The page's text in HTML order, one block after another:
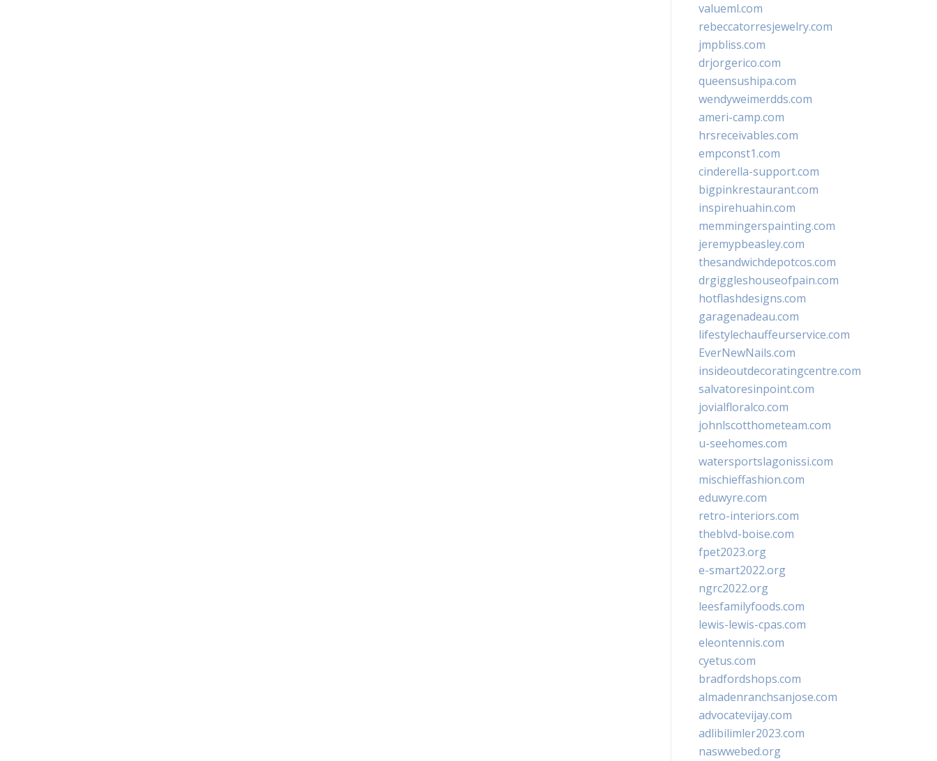
valueml.com
rebeccatorresjewelry.com
jmpbliss.com
drjorgerico.com
queensushipa.com
wendyweimerdds.com
ameri-camp.com
hrsreceivables.com
empconst1.com
cinderella-support.com
bigpinkrestaurant.com
inspirehuahin.com
memmingerspainting.com
jeremypbeasley.com
thesandwichdepotcos.com
drgiggleshouseofpain.com
hotflashdesigns.com
garagenadeau.com
lifestylechauffeurservice.com
EverNewNails.com
insideoutdecoratingcentre.com
salvatoresinpoint.com
jovialfloralco.com
johnlscotthometeam.com
u-seehomes.com
watersportslagonissi.com
mischieffashion.com
eduwyre.com
retro-interiors.com
theblvd-boise.com
fpet2023.org
e-smart2022.org
ngrc2022.org
leesfamilyfoods.com
lewis-lewis-cpas.com
eleontennis.com
cyetus.com
bradfordshops.com
almadenranchsanjose.com
advocatevijay.com
adlibilimler2023.com
naswwebed.org